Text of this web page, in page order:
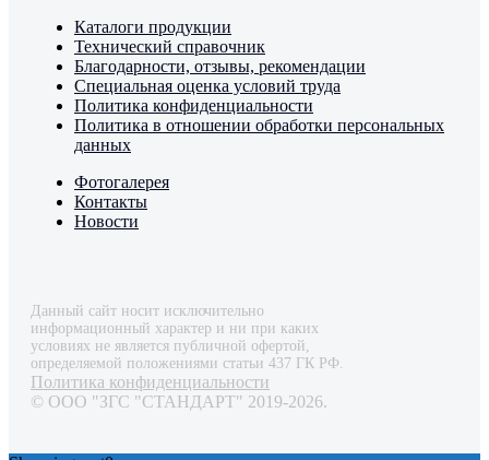
Каталоги продукции
Технический справочник
Благодарности, отзывы, рекомендации
Специальная оценка условий труда
Политика конфиденциальности
Политика в отношении обработки персональных
данных
Фотогалерея
Контакты
Новости
Данный сайт носит исключительно
информационный характер и ни при каких
условиях не является публичной офертой,
определяемой положениями статьи 437 ГК РФ.
Политика конфиденциальности
© ООО "ЗГС "СТАНДАРТ" 2019-2026.